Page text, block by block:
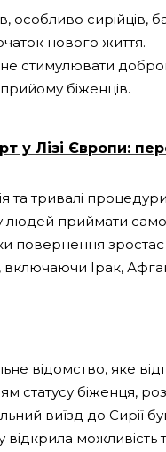
особливо сирійців,
нового життя.
стимулювати
біженців.
у Лізі Європи:
та тривалі
приймати
повернення
Ірак,
відомство, яке
статусу біженця,
виїзд до Сирії
можливість